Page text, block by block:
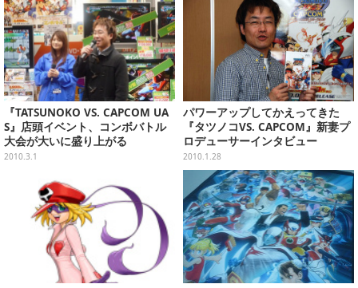
『TATSUNOKO VS. CAPCOM UA
S』店頭イベント、コンボバトル
大会が大いに盛り上がる
2010.3.1
パワーアップしてかえってきた
『タツノコVS. CAPCOM』新妻プ
ロデューサーインタビュー
2010.1.28